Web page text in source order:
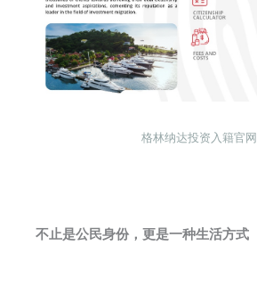
格林纳达投资入籍官网
不止是公民身份，更是一种生活方式